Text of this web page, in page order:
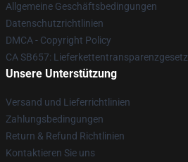
Allgemeine Geschäftsbedingungen
Datenschutzrichtlinien
DMCA - Copyright Policy
CA SB657: Lieferkettentransparenzgesetz
Unsere Unterstützung
Versand und Lieferrichtlinien
Zahlungsbedingungen
Return & Refund Richtlinien
Kontaktieren Sie uns